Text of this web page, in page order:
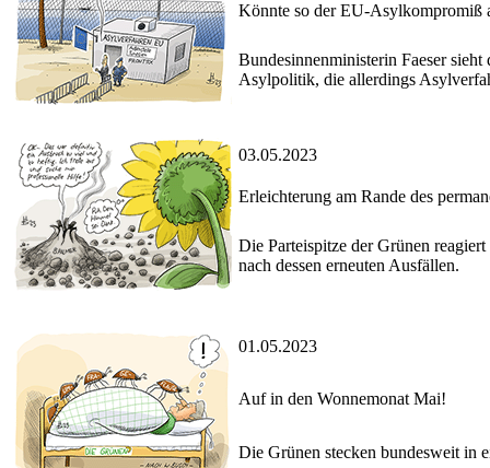
Könnte so der EU-Asylkompromiß
Bundesinnenministerin Faeser
Asylpolitik, die allerdings
03.05.2023
Erleichterung am Rande des
Die Parteispitze der Grünen
nach dessen erneuten Ausfällen.
01.05.2023
Auf in den Wonnemonat Mai!
Die Grünen stecken bundesweit in